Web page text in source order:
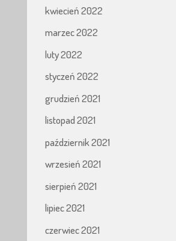
kwiecień 2022
marzec 2022
luty 2022
styczeń 2022
grudzień 2021
listopad 2021
październik 2021
wrzesień 2021
sierpień 2021
lipiec 2021
czerwiec 2021